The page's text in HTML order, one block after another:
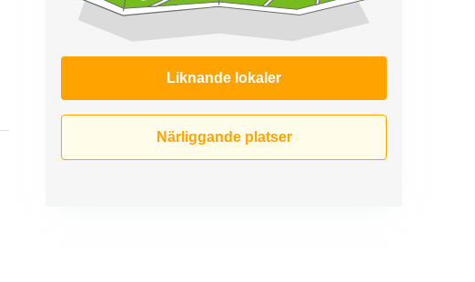
Liknande lokaler
Närliggande platser